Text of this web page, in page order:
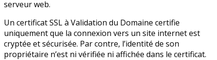
serveur web.
Un certificat SSL à Validation du Domaine certifie
uniquement que la connexion vers un site internet est
cryptée et sécurisée. Par contre, l’identité de son
propriétaire n’est ni vérifiée ni affichée dans le certificat.